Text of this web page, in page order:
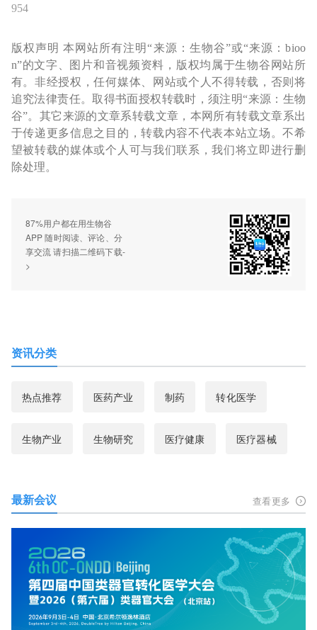
954
版权声明 本网站所有注明“来源：生物谷”或“来源：bioo
n”的文字、图片和音视频资料，版权均属于生物谷网站所
有。非经授权，任何媒体、网站或个人不得转载，否则将
追究法律责任。取得书面授权转载时，须注明“来源：生物
谷”。其它来源的文章系转载文章，本网所有转载文章系出
于传递更多信息之目的，转载内容不代表本站立场。不希
望被转载的媒体或个人可与我们联系，我们将立即进行删
除处理。
87%用户都在用生物谷
APP 随时阅读、评论、分
享交流 请扫描二维码下载-
>
资讯分类
热点推荐 医药产业 制药 转化医学
生物产业 生物研究 医疗健康 医疗器械
最新会议 查看更多